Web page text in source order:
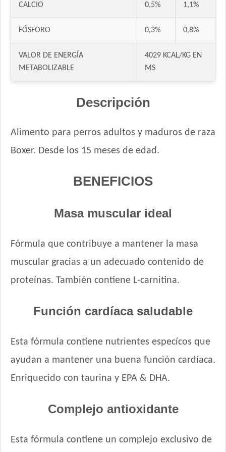
Gran Campeón Maintenance Perro Adulto Mordida Grande
Gran Campeón Perro Adulto Mordida Grande Carne, Pollo y
Cereales
Gran Pastor Perro Criadores
HOP! Perro Adulto Mediano y Grande
Handler Perro Adulto Mediano y Grande
Infinity Adulto Razas Medianas y Grandes
Iron Pet Perro Adultos de Razas Medianas y Grandes
Jaspe Premium Perro Adulto
Keiko Perro Adulto de Raza Mediana y Grande sabor Carne
Ken-L Perro Adulto de Raza Mediana y Grande
Kongo Perro Adulto Medianos y Grandes
Manada Perro Adulto Mediano y Grande
Master Crock Perro Adulto Raza Mediana y Grande
Max Pet Perro Adulto Mordida Grande
Maxxium Perro Adulto Pollo de Campo y Arroz
MisterPet High Performance
CALCIO 0,5% 1,1%
FÓSFORO 0,3% 0,8%
VALOR DE ENERGÍA
METABOLIZABLE
4029 KCAL/KG EN
MS
Descripción
Alimento para perros adultos y maduros de raza
Boxer. Desde los 15 meses de edad.
BENEFICIOS
Masa muscular ideal
Fórmula que contribuye a mantener la masa
muscular gracias a un adecuado contenido de
proteínas. También contiene L-carnitina.
Función cardíaca saludable
Esta fórmula contiene nutrientes especícos que
ayudan a mantener una buena función cardíaca.
Enriquecido con taurina y EPA & DHA.
Complejo antioxidante
Esta fórmula contiene un complejo exclusivo de